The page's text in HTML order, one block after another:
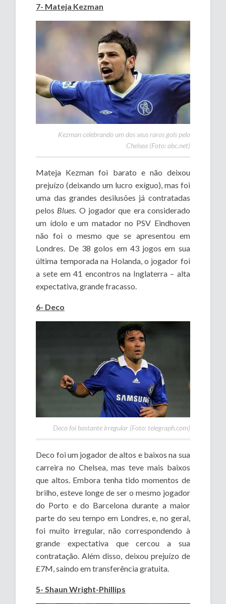
7- Mateja Kezman
Kezman celebrando um dos seus raros gols pelo
Chelsea (Foto: abc.net)
Mateja Kezman foi barato e não deixou
prejuízo (deixando um lucro exíguo), mas foi
uma das grandes desilusões já contratadas
pelos Blues . O jogador que era considerado
um ídolo e um matador no PSV Eindhoven
não foi o mesmo que se apresentou em
Londres. De 38 golos em 43 jogos em sua
última temporada na Holanda, o jogador foi
a sete em 41 encontros na Inglaterra – alta
expectativa, grande fracasso.
6- Deco
Deco foi bastante irregular (Foto: telegraph.com)
Deco foi um jogador de altos e baixos na sua
carreira no Chelsea, mas teve mais baixos
que altos. Embora tenha tido momentos de
brilho, esteve longe de ser o mesmo jogador
do Porto e do Barcelona durante a maior
parte do seu tempo em Londres, e, no geral,
foi muito irregular, não correspondendo à
grande expectativa que cercou a sua
contratação. Além disso, deixou prejuízo de
£7M, saindo em transferência gratuita.
5- Shaun Wright-Phillips